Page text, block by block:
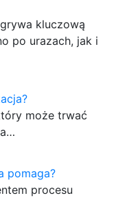
kluczową
po urazach, jak i
może trwać
pomaga?
procesu